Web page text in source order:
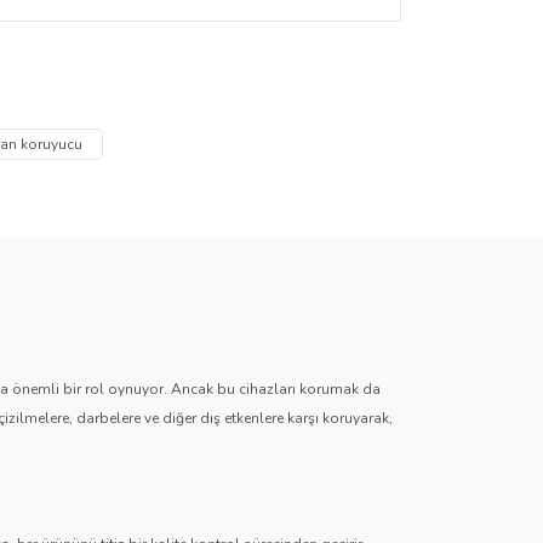
Çıkarıldığında ekranda herhangi bir
koruyucu
önemli bir rol oynuyor. Ancak bu cihazları korumak da
darbelere ve diğer dış etkenlere karşı koruyarak,